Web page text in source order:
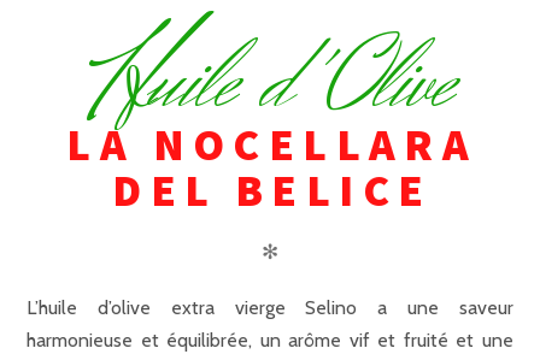
H
uile d'Olive
LA NOCELLARA
DEL BELICE
✻
L’huile d’olive extra vierge Selino a une saveur
harmonieuse et équilibrée, un arôme vif et fruité et une